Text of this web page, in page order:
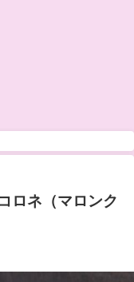
ロネ（マロンク